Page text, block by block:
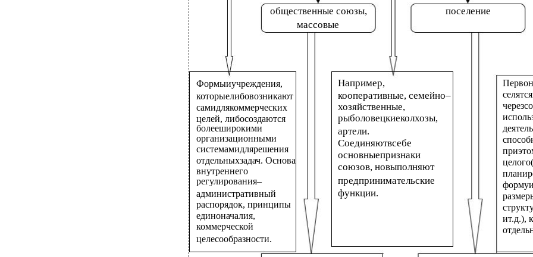
общественные союзы,
поселение
массовые
Формыиучреждения, Например,
которыелибовозникают кооперативные, семейно–
самидлякоммерческих хозяйственные,
целей, либосоздаются рыболовецкиеколхозы,
болееширокими артели.
организационными Соединяютвсебе
системамидлярешения
основныепризнаки
отдельныхзадач. Основа
союзов, новыполняют
внутреннего
предпринимательские
регулирования–
административный
функции.
распорядок, принципы
единоначалия,
коммерческой
целесообразности.
формуи
ит.д.),